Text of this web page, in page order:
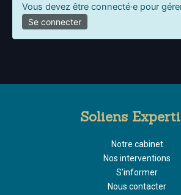
Vous devez être connecté·e pour
Se connecter
Soliens
Notre cabinet
Nos interventions
S’informer
Nous contacter